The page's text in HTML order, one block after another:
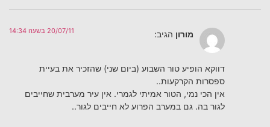
מורון הגיב: 20/07/11 בשעה 14:34
דווקא הופיע טור השבוע (ביום שני) שהזכיר את בעיית
ספסרות הקרקעות..
אין הכי נמי, הטור אמיתי לגמרי. אין עיר מערבית שחייבים
לגור בה. גם במערב הפרוע לא חייבים לגור..